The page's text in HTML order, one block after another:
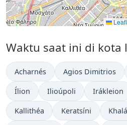
Waktu saat ini di kota
Acharnés Agios Dimitrios
Ílion Ilioúpoli Irákleion
Kallithéa Keratsíni